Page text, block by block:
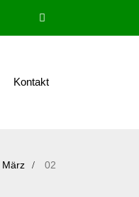
Kontakt
März 02